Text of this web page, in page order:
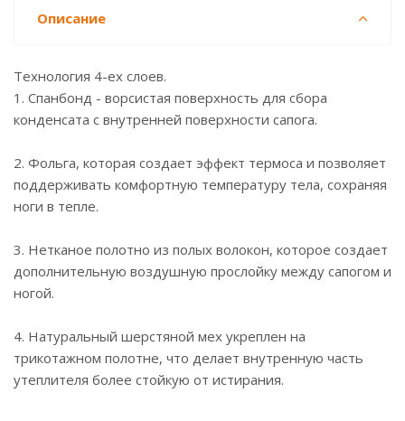
Описание
Технология 4-ех слоев.
1. Спанбонд - ворсистая поверхность для сбора
конденсата с внутренней поверхности сапога.
2. Фольга, которая создает эффект термоса и позволяет
поддерживать комфортную температуру тела, сохраняя
ноги в тепле.
3. Нетканое полотно из полых волокон, которое создает
дополнительную воздушную прослойку между сапогом и
ногой.
4. Натуральный шерстяной мех укреплен на
трикотажном полотне, что делает внутренную часть
утеплителя более стойкую от истирания.